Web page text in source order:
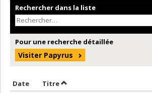
Rechercher dans la liste
Pour une recherche détaillée
Visiter Papyrus
Date Trier par date en ordre croissant
TitreTrier par titre en ordre